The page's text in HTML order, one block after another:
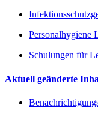
Personalhygiene
Schulungen für
Aktuell geänderte